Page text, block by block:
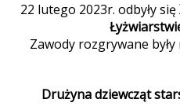
22 lutego 2023r. odbyły się
Zawody rozgrywane
Drużyna dziewcząt